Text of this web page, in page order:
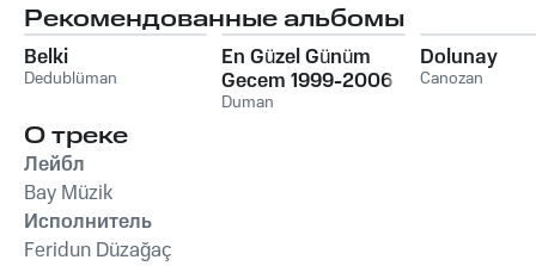
Рекомендованные альбомы
Belki
Dedublüman
En Güzel Günüm
Gecem 1999-2006
Duman
Dolunay
Canozan
О треке
Лейбл
Bay Müzik
Исполнитель
Feridun Düzağaç